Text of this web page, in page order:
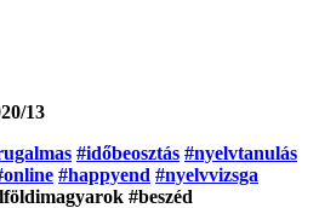
13
#időbeosztás #nyelvtanulás
#happyend #nyelvvizsga
#beszéd